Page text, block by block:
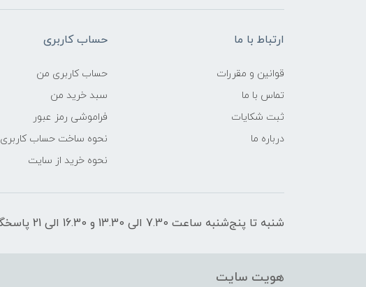
ارتباط با ما
قوانین و مقررات
تماس با ما
ثبت شکایات
درباره ما
حساب کاربری
حساب کاربری من
سبد خرید من
فراموشی رمز عبور
نحوه ساخت حساب کاربری
نحوه خرید از سایت
شنبه تا پنج‌شنبه ساعت 7.30 الی 13.30 و 16.30 الی 21 پاسخگوی شما هستیم
هویت سایت